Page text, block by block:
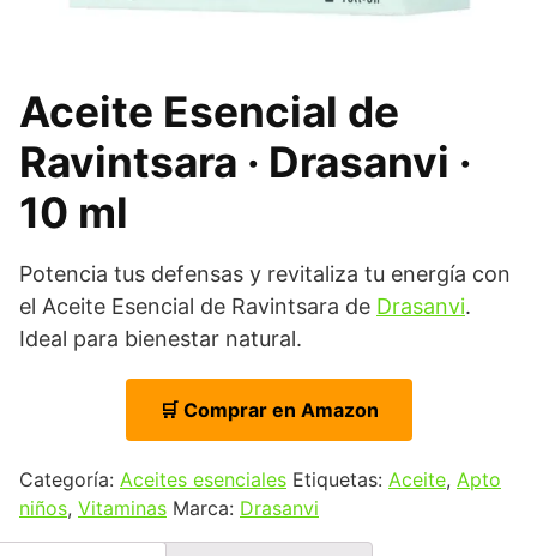
Aceite Esencial de
Ravintsara · Drasanvi ·
10 ml
Potencia tus defensas y revitaliza tu energía con
el Aceite Esencial de Ravintsara de Drasanvi.
Ideal para bienestar natural.
🛒 Comprar en Amazon
Categoría: Aceites esenciales Etiquetas: Aceite, Apto
niños, Vitaminas Marca: Drasanvi